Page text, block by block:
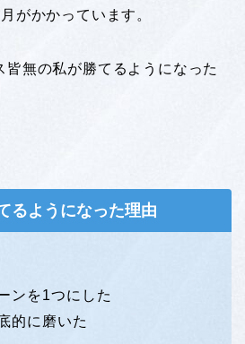
がかかっています。
皆無の私が勝てるようになった
るようになった理由
ンを1つにした
的に磨いた